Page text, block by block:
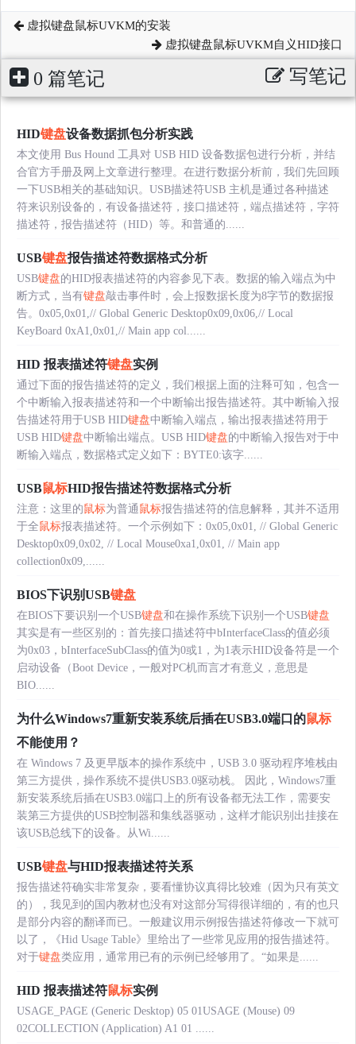
虚拟键盘鼠标UVKM的安装
虚拟键盘鼠标UVKM自义HID接口
0 篇笔记 写笔记
HID键盘设备数据抓包分析实践
本文使用 Bus Hound 工具对 USB HID 设备数据包进行分析，并结
合官方手册及网上文章进行整理。在进行数据分析前，我们先回顾
一下USB相关的基础知识。USB描述符USB 主机是通过各种描述
符来识别设备的，有设备描述符，接口描述符，端点描述符，字符
描述符，报告描述符（HID）等。和普通的......
USB键盘报告描述符数据格式分析
USB键盘的HID报表描述符的内容参见下表。数据的输入端点为中
断方式，当有键盘敲击事件时，会上报数据长度为8字节的数据报
告。0x05,0x01,// Global Generic Desktop0x09,0x06,// Local
KeyBoard 0xA1,0x01,// Main app col......
HID 报表描述符键盘实例
通过下面的报告描述符的定义，我们根据上面的注释可知，包含一
个中断输入报表描述符和一个中断输出报告描述符。其中断输入报
告描述符用于USB HID键盘中断输入端点，输出报表描述符用于
USB HID键盘中断输出端点。USB HID键盘的中断输入报告对于中
断输入端点，数据格式定义如下：BYTE0:该字......
USB鼠标HID报告描述符数据格式分析
注意：这里的鼠标为普通 鼠标报告描述符的信息解释，其并不适用
于全鼠标报表描述符。一个示例如下：0x05,0x01, // Global Generic
Desktop0x09,0x02, // Local Mouse0xa1,0x01, // Main app
collection0x09,......
BIOS下识别USB键盘
在BIOS下要识别一个USB键盘和在操作系统下识别一个USB键盘
其实是有一些区别的：首先接口描述符中bInterfaceClass的值必须
为0x03，bInterfaceSubClass的值为0或1，为1表示HID设备符是一个
启动设备（Boot Device，一般对PC机而言才有意义，意思是
BIO......
为什么Windows7重新安装系统后插在USB3.0端口的鼠标
不能使用？
在 Windows 7 及更早版本的操作系统中，USB 3.0 驱动程序堆栈由
第三方提供，操作系统不提供USB3.0驱动栈。 因此，Windows7重
新安装系统后插在USB3.0端口上的所有设备都无法工作，需要安
装第三方提供的USB控制器和集线器驱动，这样才能识别出挂接在
该USB总线下的设备。从Wi......
USB键盘与HID报表描述符关系
报告描述符确实非常复杂，要看懂协议真得比较难（因为只有英文
的），我见到的国内教材也没有对这部分写得很详细的，有的也只
是部分内容的翻译而已。一般建议用示例报告描述符修改一下就可
以了，《Hid Usage Table》里给出了一些常见应用的报告描述符。
对于键盘类应用，通常用已有的示例已经够用了。“如果是......
HID 报表描述符鼠标实例
USAGE_PAGE (Generic Desktop) 05 01USAGE (Mouse) 09
02COLLECTION (Application) A1 01 ......